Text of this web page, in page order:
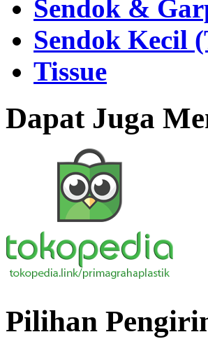
Sendok &
Sendok Kecil
Tissue
Dapat Juga
Pilihan